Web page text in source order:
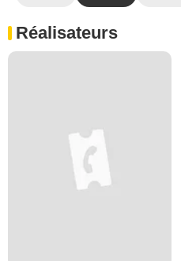
Réalisateurs